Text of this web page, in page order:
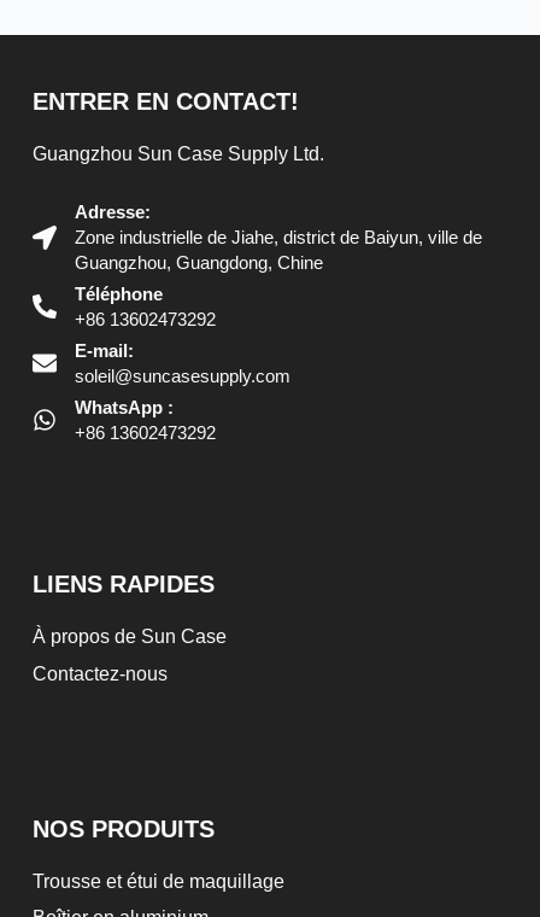
ENTRER EN CONTACT!
Guangzhou Sun Case Supply Ltd.
Adresse:
Zone industrielle de Jiahe, district de Baiyun, ville de
Guangzhou, Guangdong, Chine
Téléphone
+86 13602473292
E-mail:
soleil@suncasesupply.com
WhatsApp :
+86 13602473292
LIENS RAPIDES
À propos de Sun Case
Contactez-nous
NOS PRODUITS
Trousse et étui de maquillage